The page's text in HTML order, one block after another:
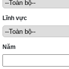
Lĩnh vực
Năm